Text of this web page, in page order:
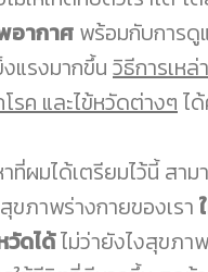
อากาศ พร้อมกับการดู
แรงมากขึ้น วิธีการเหล่
รค และไข้หวัดต่างๆ ไ
ที่ผมได้เตรียมไว้นี้ สาม
ขภาพร่างกายของเรา
วัดได้ไม่ว่ายังไงสุขภา